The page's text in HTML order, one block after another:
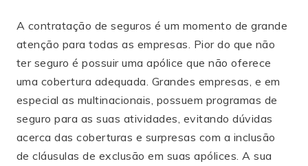
A contratação de seguros é um momento de grande
atenção para todas as empresas. Pior do que não
ter seguro é possuir uma apólice que não oferece
uma cobertura adequada. Grandes empresas, e em
especial as multinacionais, possuem programas de
seguro para as suas atividades, evitando dúvidas
acerca das coberturas e surpresas com a inclusão
de cláusulas de exclusão em suas apólices. A sua